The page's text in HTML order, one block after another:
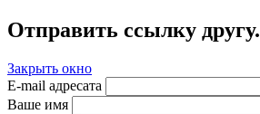
Отправить ссылку другу.
Закрыть окно
E-mail адресата
Ваше имя